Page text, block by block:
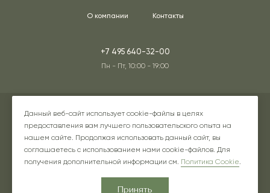
О компании Контакты
+7 495 640-32-00
Пн - Пт, 10:00 - 19:00
Адреса наших шоурумов
Instagram* - соцсеть принадлежит компании Meta, признанной
Данный веб-сайт использует cookie-файлы в целях
предоставления вам лучшего пользовательского опыта на
нашем сайте. Продолжая использовать данный сайт, вы
соглашаетесь с использованием нами cookie-файлов. Для
получения дополнительной информации см. Политика Cookie.
Принять